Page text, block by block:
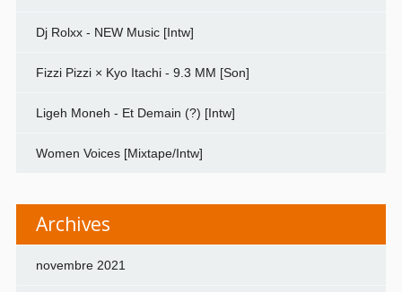
Dj Rolxx - NEW Music [Intw]
Fizzi Pizzi × Kyo Itachi - 9.3 MM [Son]
Ligeh Moneh - Et Demain (?) [Intw]
Women Voices [Mixtape/Intw]
Archives
novembre 2021